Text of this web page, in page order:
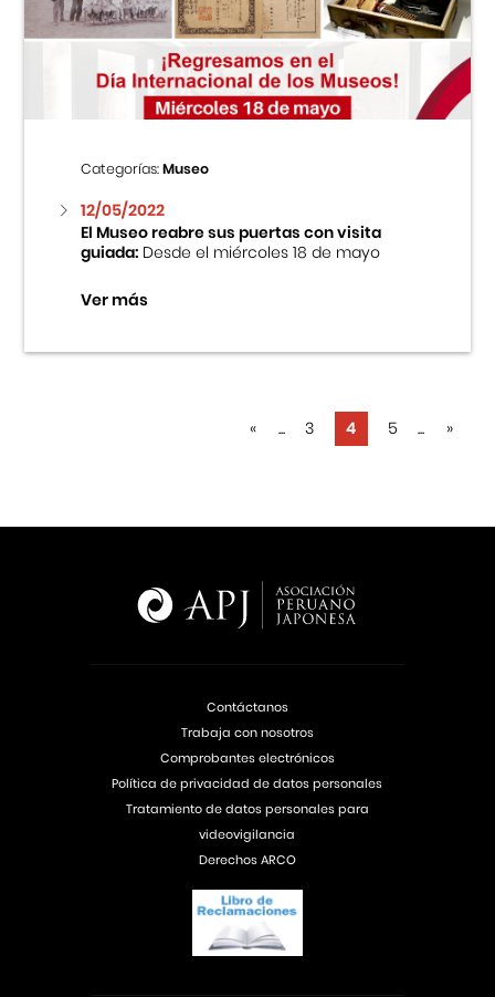
Categorías:Museo
12/05/2022
El Museo reabre sus puertas con visita
guiada:Desde el miércoles 18 de mayo
Ver más
« ... 3 4 5 ... »
Contáctanos
Trabaja con nosotros
Comprobantes electrónicos
Política de privacidad de datos personales
Tratamiento de datos personales para
videovigilancia
Derechos ARCO